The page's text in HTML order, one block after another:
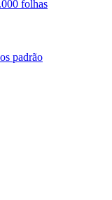
folhas
padrão